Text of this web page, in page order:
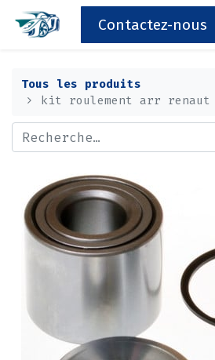
Contactez-nous
Tous les produits
kit roulement arr renaut